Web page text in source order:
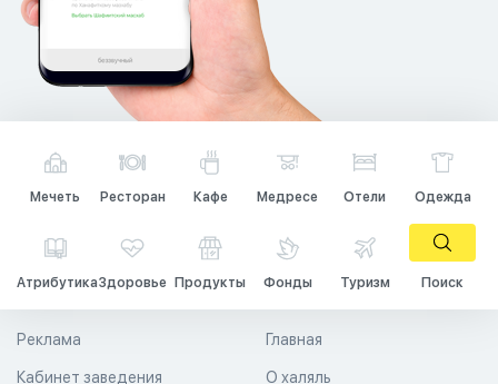
Мечеть Ресторан Кафе Медресе Отели Одежда
АтрибутикаЗдоровье Продукты Фонды Туризм Поиск
Главная
О халяль
Реклама
Кабинет заведения